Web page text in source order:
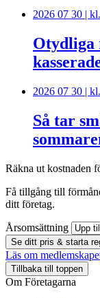
2026 07 30 |
Otydliga
2026 07 30 |
Så tar
Räkna ut kostnaden
Få tillgång till
ditt företag.
Årsomsättning
Se ditt pris & starta
Läs om
Tillbaka till toppen
Om Företagarna